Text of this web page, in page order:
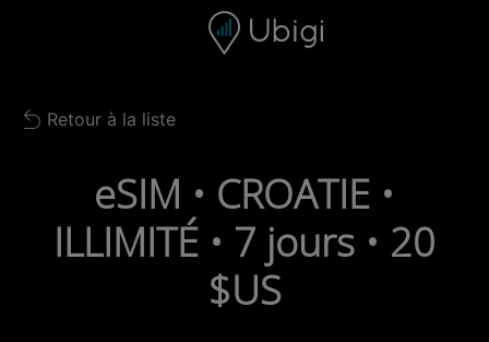
Barre de navigation Bas de page
Back to list
Retour à la liste
eSIM • CROATIE •
ILLIMITÉ • 7 jours • 20
$US